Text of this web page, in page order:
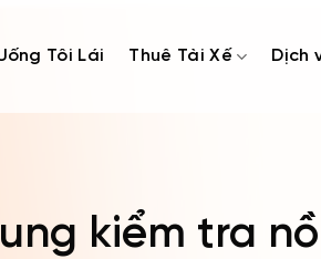
Tôi Lái Thuê Tài Xế Dịch
kiểm tra